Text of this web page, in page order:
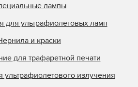
лампы
для ультрафиолетовых ламп
и краски
для трафаретной печати
ультрафиолетового излучения